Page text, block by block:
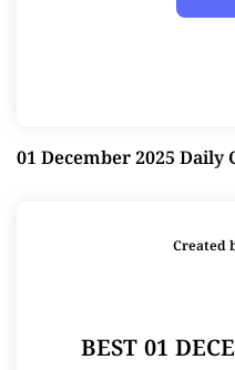
01 December 2025
Created
BEST 01